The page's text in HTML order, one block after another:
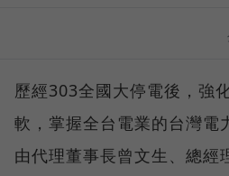
歷經303全國大停電後，強
軟，掌握全台電業的台灣電
由代理董事長曾文生、總經